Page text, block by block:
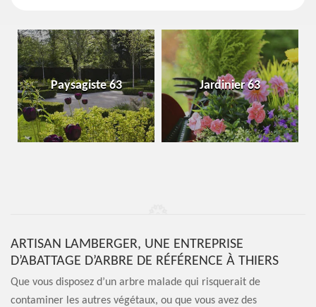
Paysagiste 63 Jardinier 63
ARTISAN LAMBERGER, UNE ENTREPRISE
D’ABATTAGE D’ARBRE DE RÉFÉRENCE À THIERS
Que vous disposez d’un arbre malade qui risquerait de
contaminer les autres végétaux, ou que vous avez des